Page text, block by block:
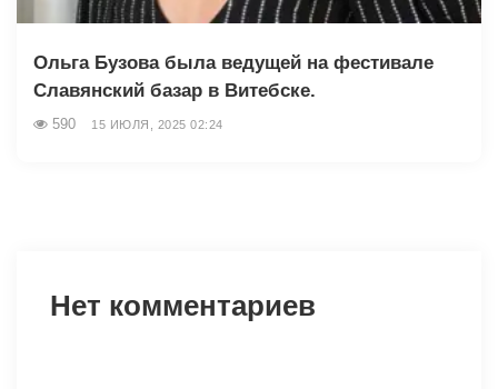
Ольга Бузова была ведущей на фестивале
Славянский базар в Витебске.
590 15 ИЮЛЯ, 2025 02:24
Нет комментариев